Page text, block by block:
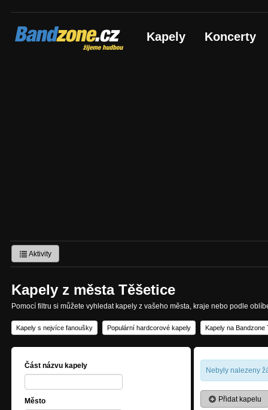
Bandzone.cz
žijeme hudbou Kapely Koncerty
Aktivity
Kapely z města Těšetice
Pomocí filtru si můžete vyhledat kapely z vašeho města, kraje nebo podle
Kapely s nejvíce fanoušky Populární hardcorové kapely Kapely na Bandzone
Část názvu kapely
Město
Nebyly nalezeny
Přidat kapelu